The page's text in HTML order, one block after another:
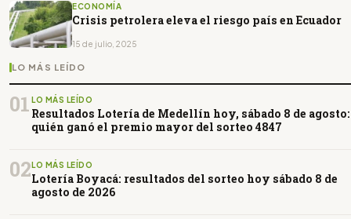
ECONOMÍA
Crisis petrolera eleva el riesgo país en Ecuador
15 de julio, 2025
LO MÁS LEÍDO
01 LO MÁS LEÍDO
Resultados Lotería de Medellín hoy, sábado 8 de agosto:
quién ganó el premio mayor del sorteo 4847
02LO MÁS LEÍDO
Lotería Boyacá: resultados del sorteo hoy sábado 8 de
agosto de 2026